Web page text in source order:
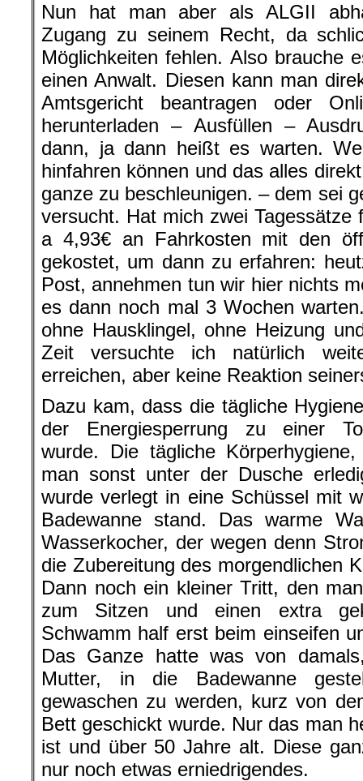
Nun hat man aber als ALGII
Zugang zu seinem Recht, da
Möglichkeiten fehlen. Also brauche
einen Anwalt. Diesen kann man
Amtsgericht beantragen oder
herunterladen – Ausfüllen –
dann, ja dann heißt es warten.
hinfahren können und das alles
ganze zu beschleunigen. – dem sei
versucht. Hat mich zwei Tagessätze
a 4,93€ an Fahrkosten mit den
gekostet, um dann zu erfahren:
Post, annehmen tun wir hier nichts
es dann noch mal 3 Wochen
ohne Hausklingel, ohne Heizung
Zeit versuchte ich natürlich
erreichen, aber keine Reaktion
Dazu kam, dass die tägliche
der Energiesperrung zu einer
wurde. Die tägliche
man sonst unter der Dusche
wurde verlegt in eine Schüssel mit
Badewanne stand. Das warme
Wasserkocher, der wegen denn
die Zubereitung des morgendlichen
Dann noch ein kleiner Tritt, den
zum Sitzen und einen extra
Schwamm half erst beim einseifen
Das Ganze hatte was von
Mutter, in die Badewanne
gewaschen zu werden, kurz von
Bett geschickt wurde. Nur das man
ist und über 50 Jahre alt. Diese
nur noch etwas erniedrigendes.